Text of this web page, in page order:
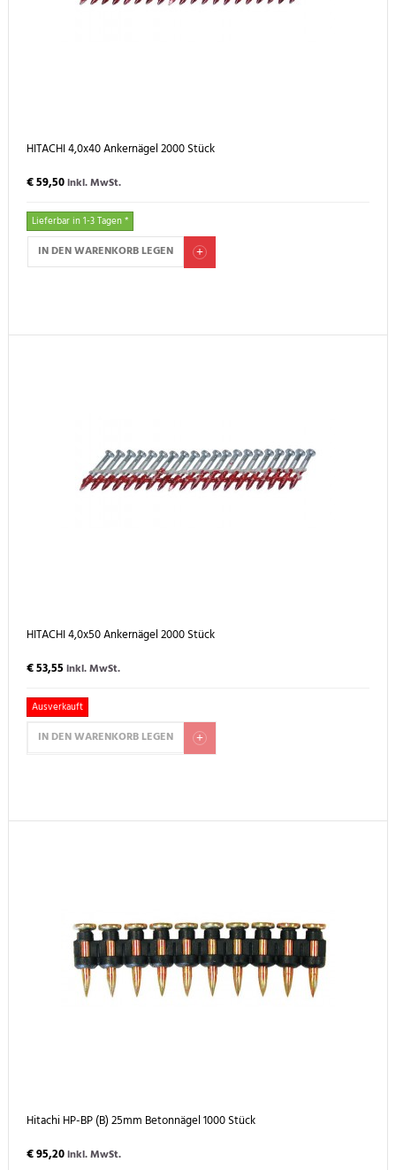
HITACHI 4,0x40 Ankernägel 2000 Stück
€ 59,50inkl. MwSt.
Lieferbar in 1-3 Tagen *
IN DEN WARENKORB LEGEN
HITACHI 4,0x50 Ankernägel 2000 Stück
€ 53,55 inkl. MwSt.
Ausverkauft
IN DEN WARENKORB LEGEN
Hitachi HP-BP (B) 25mm Betonnägel 1000 Stück
€ 95,20inkl. MwSt.